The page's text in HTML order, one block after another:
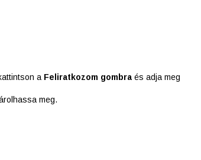
a Feliratkozom gombra és adja meg
meg.